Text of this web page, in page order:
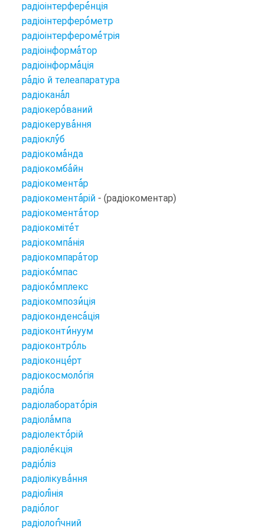
радіоінтерференція
радіоінтерферометр
радіоінтерферометрія
радіоінформатор
радіоінформація
радіо й телеапаратура
радіоканал
радіокерований
радіокерування
радіоклуб
радіокоманда
радіокомбайн
радіокоментар
радіокоментарій - (радіокоментар)
радіокоментатор
радіокомітет
радіокомпанія
радіокомпаратор
радіокомпас
радіокомплекс
радіокомпозиція
радіоконденсація
радіоконтинуум
радіоконтроль
радіоконцерт
радіокосмологія
радіола
радіолабораторія
радіолампа
радіолекторій
радіолекція
радіоліз
радіолікування
радіолінія
радіолог
радіологічний